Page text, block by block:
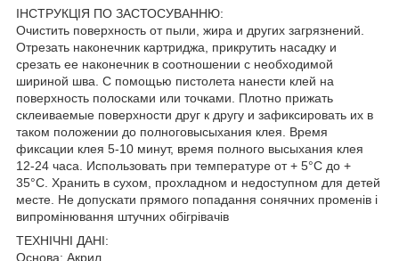
ІНСТРУКЦІЯ ПО ЗАСТОСУВАННЮ:
Очистить поверхность от пыли, жира и других загрязнений.
Отрезать наконечник картриджа, прикрутить насадку и
срезать ее наконечник в соотношении с необходимой
шириной шва. С помощью пистолета нанести клей на
поверхность полосками или точками. Плотно прижать
склеиваемые поверхности друг к другу и зафиксировать их в
таком положении до полноговысыхания клея. Время
фиксации клея 5-10 минут, время полного высыхания клея
12-24 часа. Использовать при температуре от + 5°С до +
35°С. Хранить в сухом, прохладном и недоступном для детей
месте. Не допускати прямого попадання сонячних променів і
випромінювання штучних обігрівачів
ТЕХНІЧНІ ДАНІ:
Основа: Акрил